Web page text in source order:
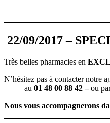
22/09/2017 –
Très belles pharmacies en
N’hésitez pas à contacter
au 01 48 00 88 42 –ou
Nous vous accompagnerons